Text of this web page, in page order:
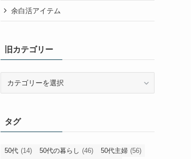
余白活アイテム
旧カテゴリー
リ
ー
タグ
50代 (14) 50代の暮らし (46) 50代主婦 (56)